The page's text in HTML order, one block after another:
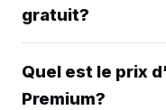
gratuit?
Quel est le prix
Premium?